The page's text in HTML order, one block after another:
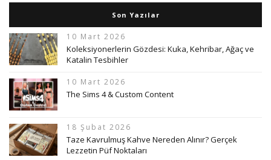
Son Yazılar
10 Mart 2026
Koleksiyonerlerin Gözdesi: Kuka, Kehribar, Ağaç ve
Katalin Tesbihler
10 Mart 2026
The Sims 4 & Custom Content
18 Şubat 2026
Taze Kavrulmuş Kahve Nereden Alınır? Gerçek
Lezzetin Püf Noktaları